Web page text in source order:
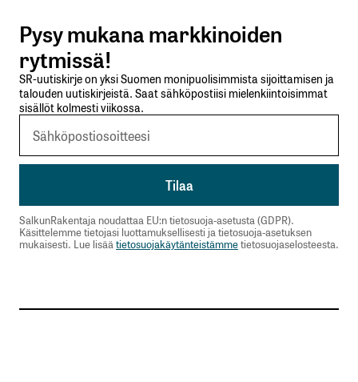
Lähetä kommentti
Pysy mukana markkinoiden
rytmissä!
SR-uutiskirje on yksi Suomen monipuolisimmista sijoittamisen ja
talouden uutiskirjeistä. Saat sähköpostiisi mielenkiintoisimmat
sisällöt kolmesti viikossa.
SalkunRakentaja noudattaa EU:n tietosuoja-asetusta (GDPR).
Käsittelemme tietojasi luottamuksellisesti ja tietosuoja-asetuksen
mukaisesti. Lue lisää tietosuojakäytänteistämmetietosuojaselosteesta.